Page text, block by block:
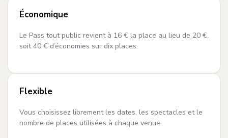
Économique
Le Pass tout public revient à 16 € la place au lieu de 20 €,
soit 40 € d’économies sur dix places.
Flexible
Vous choisissez librement les dates, les spectacles et le
nombre de places utilisées à chaque venue.